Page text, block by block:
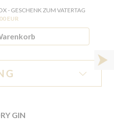
- GESCHENK ZUM VATERTAG
EUR
GIN